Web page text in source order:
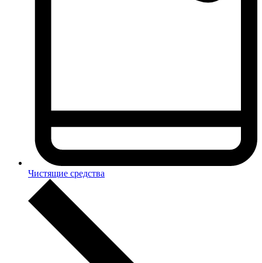
Чистящие средства